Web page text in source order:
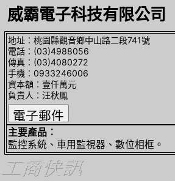
威霸電子科技有限公司
地址︰桃園縣觀音鄉中山路二段741號
電話︰(03)4988056
傳真︰(03)4080272
手機︰0933246006
資本額︰壹仟萬元
負責人︰汪秋鳳
主要產品︰
監控系統、車用監視器、數位相框。